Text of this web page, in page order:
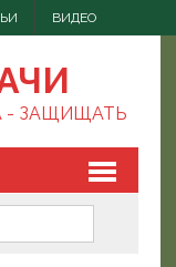
ВИДЕО
- ЗАЩИЩАТЬ